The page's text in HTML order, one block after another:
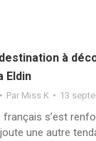
destination à
Eldin
Par Miss K 13
français s’est
une autre